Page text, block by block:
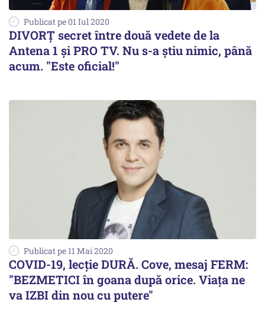
Publicat pe 01 Iul 2020
DIVORȚ secret între două vedete de la
Antena 1 și PRO TV. Nu s-a știu nimic, până
acum. "Este oficial!"
Publicat pe 11 Mai 2020
COVID-19, lecție DURĂ. Cove, mesaj FERM:
"BEZMETICI în goana după orice. Viața ne
va IZBI din nou cu putere"